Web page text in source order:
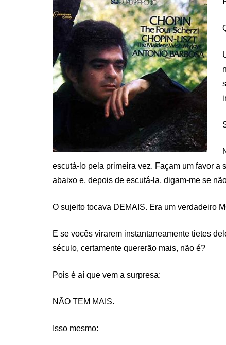
escutá-lo pela primeira vez. Façam um favor a
abaixo e, depois de escutá-la, digam-me se
O sujeito tocava DEMAIS. Era um verdadeiro
E se vocês virarem instantaneamente tietes
século, certamente quererão mais, não é?
Pois é aí que vem a surpresa:
NÃO TEM MAIS.
Isso mesmo: